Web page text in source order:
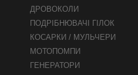
ДРОВОКОЛИ
ПОДРІБНЮВАЧІ ГІЛОК
КОСАРКИ / МУЛЬЧЕРИ
МОТОПОМПИ
ГЕНЕРАТОРИ